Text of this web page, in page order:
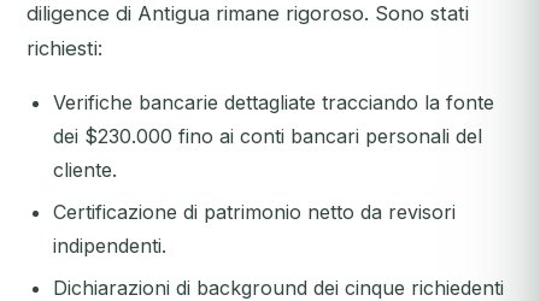
diligence di Antigua rimane rigoroso. Sono stati
richiesti:
Verifiche bancarie dettagliate tracciando la fonte
dei $230.000 fino ai conti bancari personali del
cliente.
Certificazione di patrimonio netto da revisori
indipendenti.
Dichiarazioni di background dei cinque richiedenti